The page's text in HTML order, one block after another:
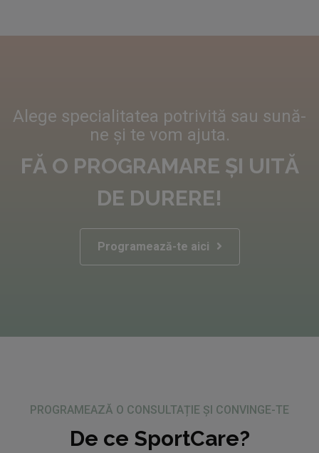
Alege specialitatea potrivită sau sună-
ne și te vom ajuta.
FĂ O PROGRAMARE ȘI UITĂ
DE DURERE!
Programează-te aici
PROGRAMEAZĂ O CONSULTAȚIE ȘI CONVINGE-TE
De ce SportCare?